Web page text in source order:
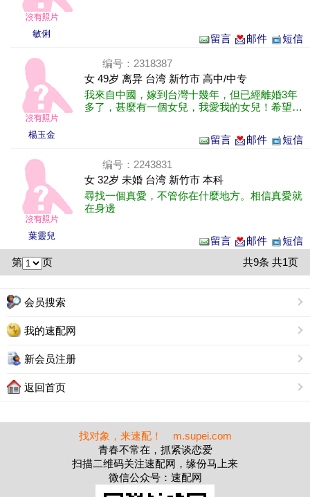
敏俐 留言 邮件 短信
楊玉金
编号：2318387
女 49岁 离异 台湾 新竹市 高中/中专
我來自中國，嫁到台灣十幾年，但已經離婚3年
多了，甚麼有一個女兒，我愛我的女兒！希望你
留言
邮件 短信
葉靈兒
编号：2243831
女 32岁 未婚 台湾 新竹市 本科
尋找一個真愛，不管你在什麼地方。相信真愛就
在身邊
留言 邮件
短信
第
页 共9条 共1页
会员搜索
我的速配网
新会员注册
返回首页
找对象，来速配！ m.supei.com
青春不常在，抓紧谈恋爱
扫描二维码关注速配网，缘份马上来
微信公众号：速配网